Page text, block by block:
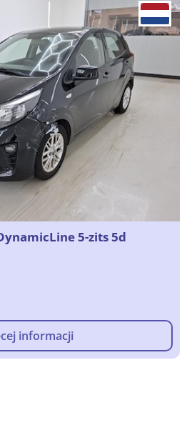
5-zits 5d
informacji